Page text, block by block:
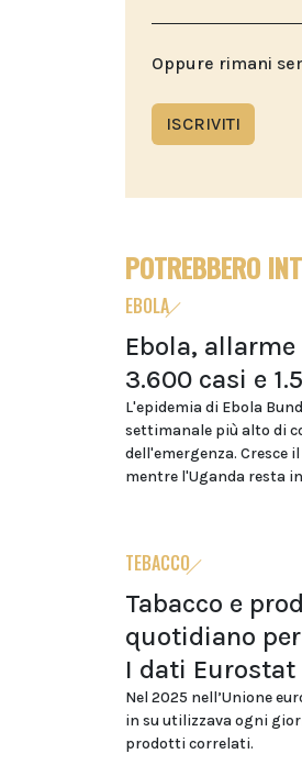
Oppure rimani
ISCRIVITI
POTREBBERO
EBOLA
Ebola,
3.600 casi e
L'epidemia di Ebola
settimanale più alto di
dell'emergenza. Cresce
mentre l'Uganda resta
TEBACCO
Tabacco e
quotidiano
I dati Eurostat
Nel 2025 nell’Unione
in su utilizzava ogni
prodotti correlati.